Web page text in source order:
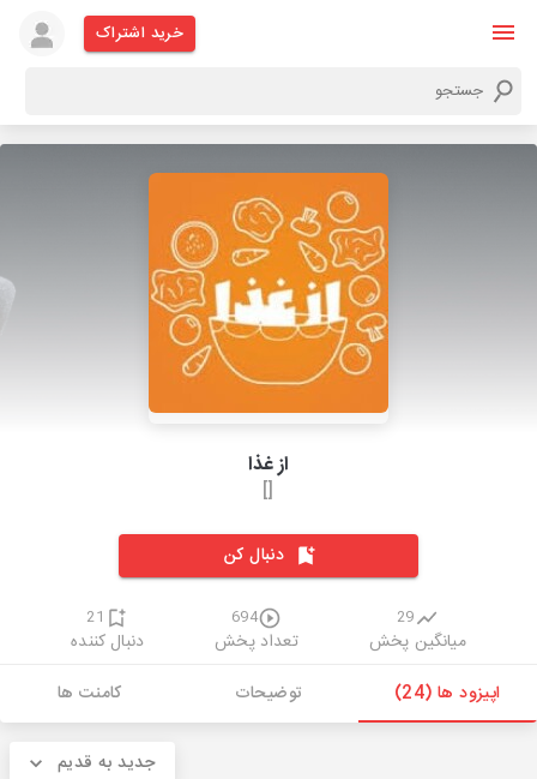
خرید اشتراک
از غذا
[]
دنبال کن
29
میانگین پخش
694
تعداد پخش
21
دنبال کننده
اپیزود ها (24)
توضیحات کامنت ها
جدید به قدیم